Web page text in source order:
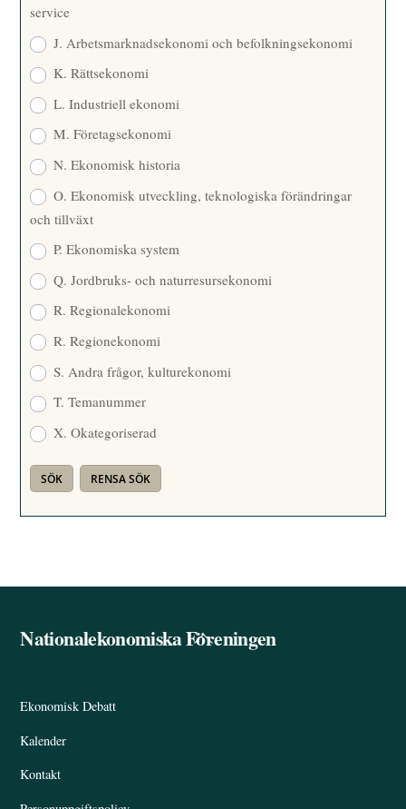
service
J. Arbetsmarknadsekonomi och befolkningsekonomi
K. Rättsekonomi
L. Industriell ekonomi
M. Företagsekonomi
N. Ekonomisk historia
O. Ekonomisk utveckling, teknologiska förändringar
och tillväxt
P. Ekonomiska system
Q. Jordbruks- och naturresursekonomi
R. Regionalekonomi
R. Regionekonomi
S. Andra frågor, kulturekonomi
T. Temanummer
X. Okategoriserad
Back
Nationalekonomiska Föreningen
Ekonomisk Debatt
Kalender
Kontakt